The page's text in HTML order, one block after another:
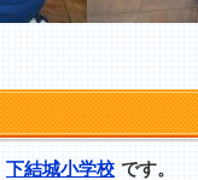
下結城小学校 です。